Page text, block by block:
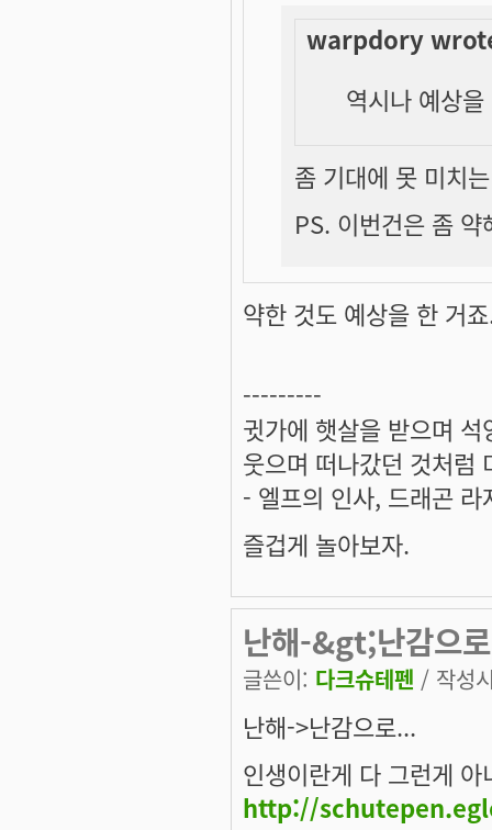
warpdory
역시나 예상
좀 기대에 못 미치
PS. 이번건은 좀
약한 것도 예상을 한 거
---------
귓가에 햇살을 받으며
웃으며 떠나갔던 것처럼
- 엘프의 인사, 드래곤 라
즐겁게 놀아보자.
난해-&gt;난감으
글쓴이: 다크슈테펜 / 작성
난해->난감으로...
인생이란게 다 그런게
http://